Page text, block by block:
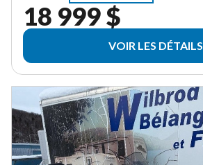
18 999 $
VOIR LES DÉTAILS